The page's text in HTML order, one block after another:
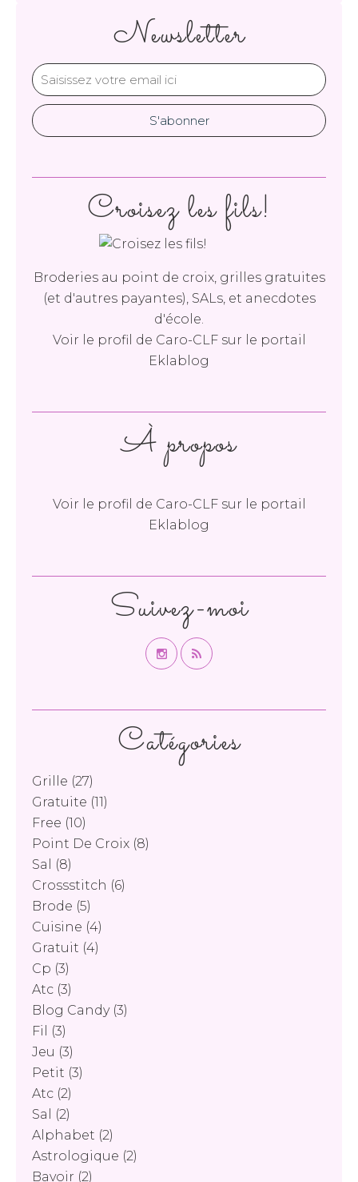
Newsletter
Catégories
Grille (27)
Gratuite (11)
Free (10)
Point De Croix (8)
Sal
(8)
Crossstitch (6)
Brode (5)
Cuisine (4)
Gratuit (4)
Cp (3)
Atc (3)
Blog Candy(3)
Fil
(3)
Jeu (3)
Petit (3)
Atc (2)
Sal
(2)
Alphabet (2)
Astrologique (2)
Bavoir (2)
Croisez les fils!
Broderies au point de croix, grilles gratuites
(et d'autres payantes), SALs, et anecdotes
d'école.
Voir le profil de Caro-CLFsur le portail
Eklablog
Suivez-moi
À propos
Voir le profil de Caro-CLFsur le portail
Eklablog